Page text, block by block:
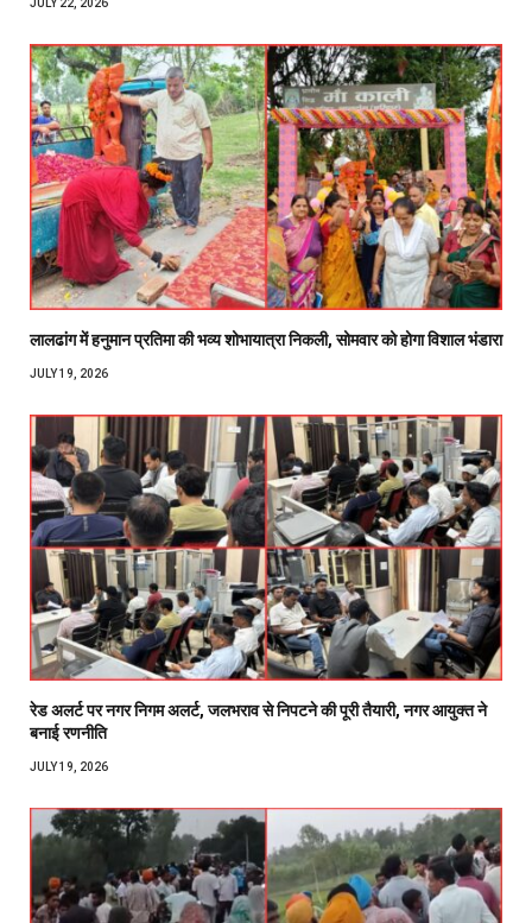
JULY 22, 2026
लालढांग में हनुमान प्रतिमा की भव्य शोभायात्रा निकली, सोमवार को होगा विशाल भंडारा
JULY 19, 2026
रेड अलर्ट पर नगर निगम अलर्ट, जलभराव से निपटने की पूरी तैयारी, नगर आयुक्त ने
बनाई रणनीति
JULY 19, 2026